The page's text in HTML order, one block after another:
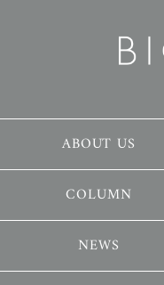
ABOUT US
COLUMN
NEWS